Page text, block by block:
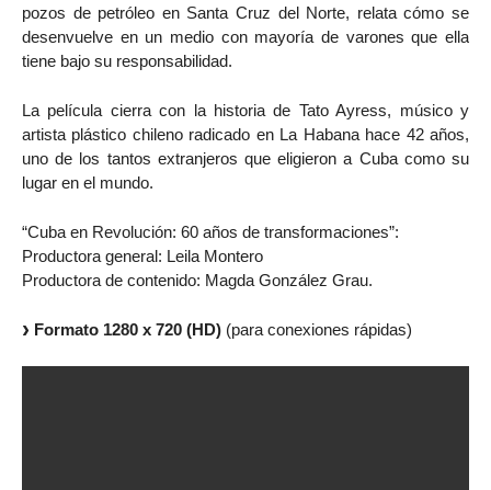
pozos de petróleo en Santa Cruz del Norte, relata cómo se
desenvuelve en un medio con mayoría de varones que ella
tiene bajo su responsabilidad.
La película cierra con la historia de Tato Ayress, músico y
artista plástico chileno radicado en La Habana hace 42 años,
uno de los tantos extranjeros que eligieron a Cuba como su
lugar en el mundo.
“Cuba en Revolución: 60 años de transformaciones”:
Productora general: Leila Montero
Productora de contenido: Magda González Grau.
Formato 1280 x 720 (HD) (para conexiones rápidas)